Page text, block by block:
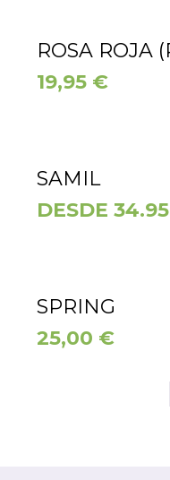
ROSA ROJA
19,95 €
SAMIL
DESDE
SPRING
25,00 €